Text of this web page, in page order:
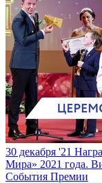
30 декабря '21
Мира» 2021 года.
События Премии